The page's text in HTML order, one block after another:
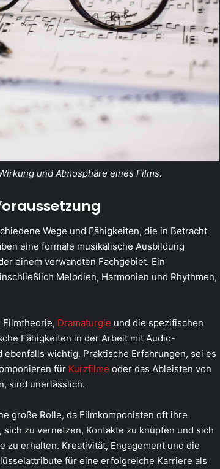
und Atmosphäre eines Films.
Wege und Fähigkeiten, die in Betracht
eine formale musikalische Ausbildung
einem verwandten Fachgebiet. Ein
Melodien, Harmonien und Rhythmen,
Filmtheorie, Dramaturgie und die spezifischen
Fähigkeiten in der Arbeit mit Audio-
wichtig. Praktische Erfahrungen, sei es
für Kurzfilme oder das Ableisten von
sind unerlässlich.
große Rolle, da Filmkomponisten oft ihre
zu vernetzen, Kontakte zu knüpfen und sich
zu erhalten. Kreativität, Engagement und die
für eine erfolgreiche Karriere als